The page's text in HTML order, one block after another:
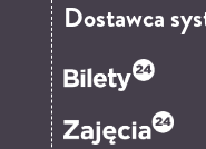
Dostawca